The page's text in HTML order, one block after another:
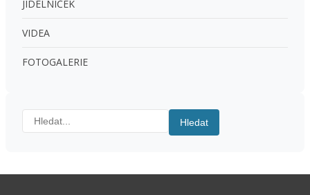
JIDELNÍČEK
VIDEA
FOTOGALERIE
Hledat: Hledat